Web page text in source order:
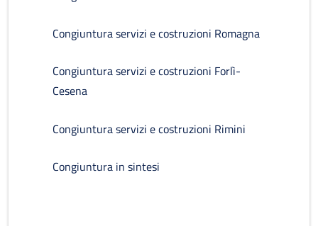
Congiuntura servizi e costruzioni Romagna
Congiuntura servizi e costruzioni Forlì-
Cesena
Congiuntura servizi e costruzioni Rimini
Congiuntura in sintesi